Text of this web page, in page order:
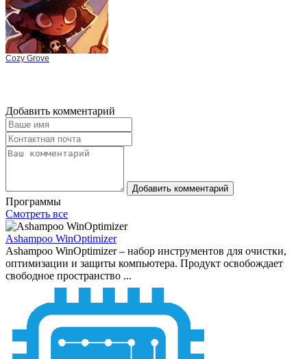
Cozy Grove
Добавить комментарий
Добавить комментарий
Программы
Смотреть все
Ashampoo WinOptimizer
Ashampoo WinOptimizer – набор инструментов для очистки,
оптимизации и защиты компьютера. Продукт освобождает
свободное пространство ...